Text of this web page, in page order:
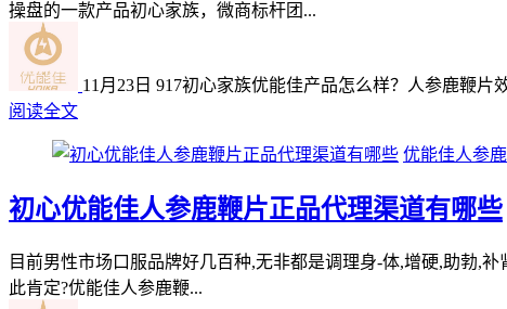
操盘的一款产品初心家族，微商标杆团...
11月23日 917初心家族优能佳产品怎么样？人参鹿鞭片
阅读全文
优能佳人参
初心优能佳人参鹿鞭片正品代理渠道有哪些
目前男性市场口服品牌好几百种,无非都是调理身-体,增硬,助勃,
此肯定?优能佳人参鹿鞭...